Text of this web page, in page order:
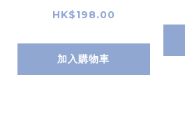
HK$198.00
加入購物車